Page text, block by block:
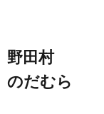
野田村
のだむら